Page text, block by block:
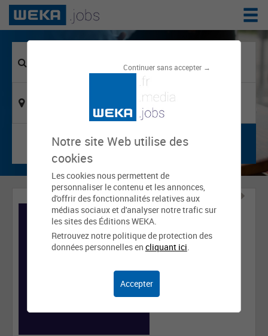
Continuer sans accepter →
Notre site Web utilise des
cookies
Les cookies nous permettent de
personnaliser le contenu et les annonces,
d'offrir des fonctionnalités relatives aux
médias sociaux et d'analyser notre trafic sur
les sites des Éditions WEKA.
Retrouvez notre politique de protection des
données personnelles en cliquant ici.
Accepter